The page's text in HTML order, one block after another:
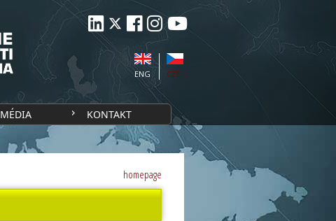
CZE
ENG
MÉDIA KONTAKT
homepage